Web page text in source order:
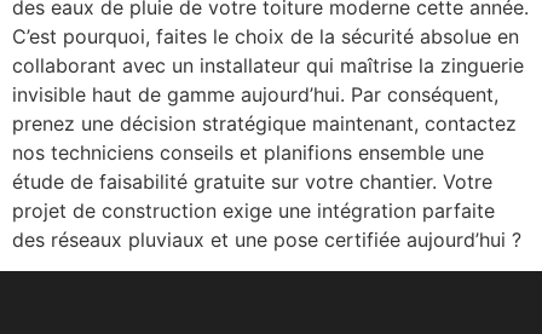
des eaux de pluie de votre toiture moderne cette année.
C’est pourquoi, faites le choix de la sécurité absolue en
collaborant avec un installateur qui maîtrise la zinguerie
invisible haut de gamme aujourd’hui. Par conséquent,
prenez une décision stratégique maintenant, contactez
nos techniciens conseils et planifions ensemble une
étude de faisabilité gratuite sur votre chantier. Votre
projet de construction exige une intégration parfaite
des réseaux pluviaux et une pose certifiée aujourd’hui ?